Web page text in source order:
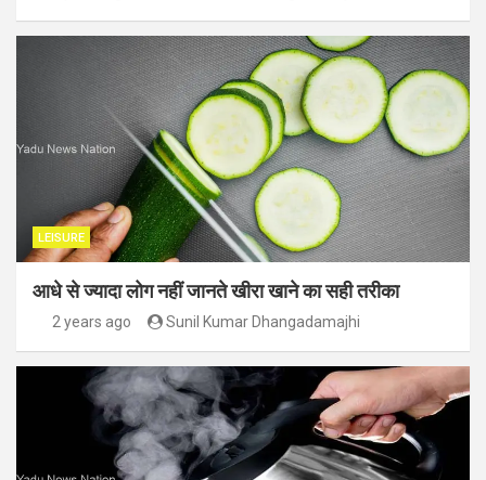
LEISURE
आधे से ज्यादा लोग नहीं जानते खीरा खाने का सही तरीका
2 years ago Sunil Kumar Dhangadamajhi